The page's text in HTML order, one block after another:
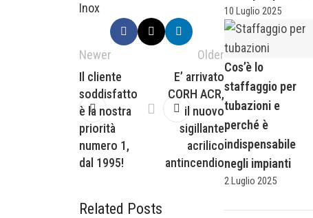
Inox
Newer
Il cliente
soddisfatto
è la nostra
priorità
numero 1,
dal 1995!
Older
E’ arrivato
CORH ACR,
il nuovo
sigillante
acrilico
antincendio
Related Posts
10 Luglio 2025
Cos’è lo
staffaggio per
tubazioni e
perché è
indispensabile
negli impianti
2 Luglio 2025